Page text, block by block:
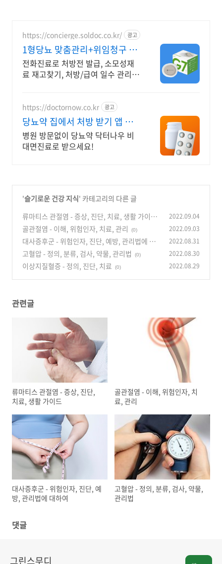
https://concierge.soldoc.co.kr/ 광고
1형당뇨 맞춤관리+위임청구 재
처방 주기 무료알림
전화진료로 처방전 발급, 소모성재
료 재고찾기, 처방/급여 일수 관리
https://doctornow.co.kr 광고
당뇨약 집에서 처방 받기 앱 다
운로드 800만 돌파!
병원 방문없이 당뇨약 닥터나우 비
대면진료로 받으세요!
'슬기로운 건강 지식' 카테고리의 다른 글
류마티스 관절염 - 증상, 진단, 치료, 생활 가이드
(0)
2022.09.04
골관절염 - 이해, 위험인자, 치료, 관리 (0) 2022.09.03
대사증후군 - 위험인자, 진단, 예방, 관리법에 대
하여
(0)
2022.08.31
고혈압 - 정의, 분류, 검사, 약물, 관리법 (0) 2022.08.30
이상지질혈증 - 정의, 진단, 치료 (0) 2022.08.29
관련글
류마티스 관절염 - 증상, 진단,
치료, 생활 가이드
골관절염 - 이해, 위험인자, 치
료, 관리
대사증후군 - 위험인자, 진단, 예
방, 관리법에 대하여
고혈압 - 정의, 분류, 검사, 약물,
관리법
댓글
그린스무디